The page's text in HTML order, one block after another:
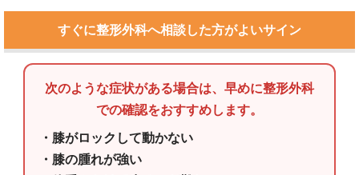
すぐに整形外科へ相談した方がよいサイン
次のような症状がある場合は、早めに整形外科
での確認をおすすめします。
・膝がロックして動かない
・膝の腫れが強い